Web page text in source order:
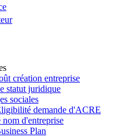
création entreprise
statut juridique
sociales
demande d'ACRE
d'entreprise
Plan